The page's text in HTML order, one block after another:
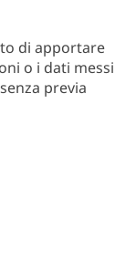
di apportare
o i dati messi
previa